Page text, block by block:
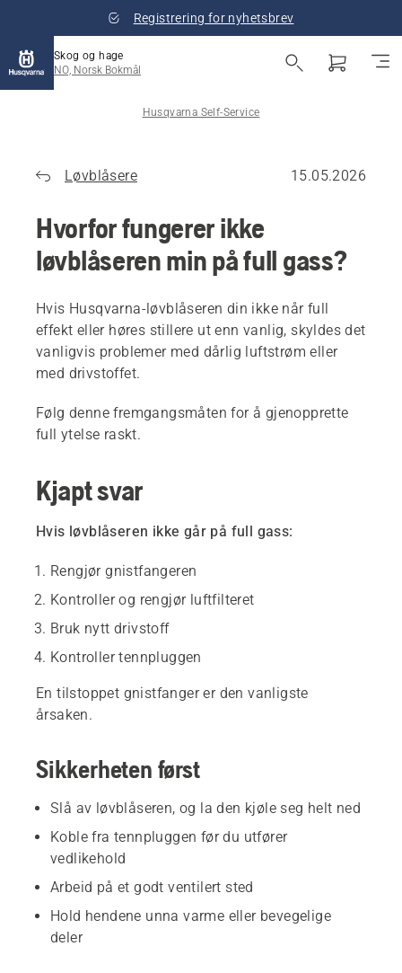
Registrering for nyhetsbrev
Skog og hage
NO, Norsk Bokmål
Husqvarna Self-Service
Løvblåsere 15.05.2026
Hvorfor fungerer ikke
løvblåseren min på full gass?
Hvis Husqvarna-løvblåseren din ikke når full
effekt eller høres stillere ut enn vanlig, skyldes det
vanligvis problemer med dårlig luftstrøm eller
med drivstoffet.
Følg denne fremgangsmåten for å gjenopprette
full ytelse raskt.
Kjapt svar
Hvis løvblåseren ikke går på full gass:
Rengjør gnistfangeren
Kontroller og rengjør luftfilteret
Bruk nytt drivstoff
Kontroller tennpluggen
En tilstoppet gnistfanger er den vanligste
årsaken.
Sikkerheten først
Slå av løvblåseren, og la den kjøle seg helt ned
Koble fra tennpluggen før du utfører
vedlikehold
Arbeid på et godt ventilert sted
Hold hendene unna varme eller bevegelige
deler